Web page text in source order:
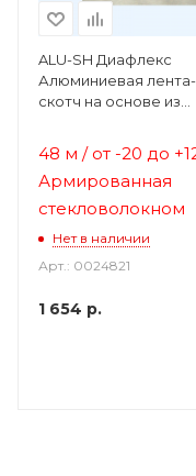
ALU-SH Диафлекс
Алюминиевая лента-
скотч на основе из
48 м / от -20 до
Армированная
стекловолокном
Нет в наличии
Арт.: 0024821
1 654 р.